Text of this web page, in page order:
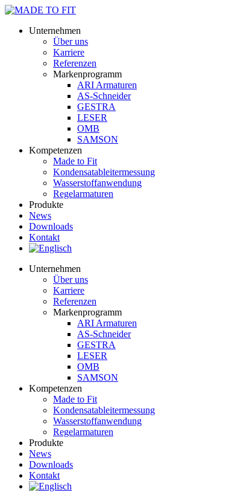
Unternehmen
Über uns
Karriere
Referenzen
Markenprogramm
ARI Armaturen
AS-Schneider
GESTRA
LESER
OMB
SAMSON
Kompetenzen
Made to Fit
Kondensat­ableiter­messung
Wasserstoff­anwendung
Regel­arma­turen
Produkte
News
Downloads
Kontakt
Unternehmen
Über uns
Karriere
Referenzen
Markenprogramm
ARI Armaturen
AS-Schneider
GESTRA
LESER
OMB
SAMSON
Kompetenzen
Made to Fit
Kondensat­ableiter­messung
Wasserstoff­anwendung
Regel­arma­turen
Produkte
News
Downloads
Kontakt